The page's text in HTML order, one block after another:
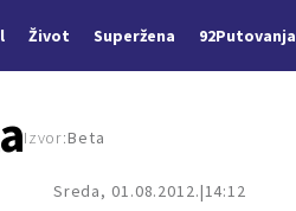
Život Superžena 92Putovanja
Sreda, 01.08.2012. 14:12
Izvor:Beta